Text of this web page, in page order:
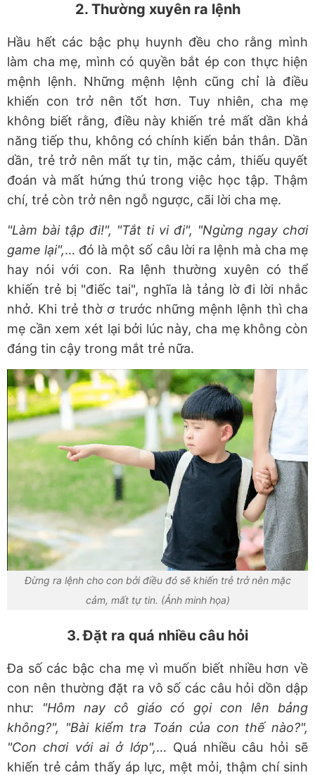
2. Thường xuyên ra lệnh
Hầu hết các bậc phụ huynh đều cho rằng mình
làm cha mẹ, mình có quyền bắt ép con thực hiện
mệnh lệnh. Những mệnh lệnh cũng chỉ là điều
khiến con trở nên tốt hơn. Tuy nhiên, cha mẹ
không biết rằng, điều này khiến trẻ mất dần khả
năng tiếp thu, không có chính kiến bản thân. Dần
dần, trẻ trở nên mất tự tin, mặc cảm, thiếu quyết
đoán và mất hứng thú trong việc học tập. Thậm
chí, trẻ còn trở nên ngỗ ngược, cãi lời cha mẹ.
"Làm bài tập đi!", "Tắt ti vi đi", "Ngừng ngay chơi
game lại",… đó là một số câu lời ra lệnh mà cha mẹ
hay nói với con. Ra lệnh thường xuyên có thể
khiến trẻ bị "điếc tai", nghĩa là tảng lờ đi lời nhắc
nhở. Khi trẻ thờ ơ trước những mệnh lệnh thì cha
mẹ cần xem xét lại bởi lúc này, cha mẹ không còn
đáng tin cậy trong mắt trẻ nữa.
Đừng ra lệnh cho con bởi điều đó sẽ khiến trẻ trở nên mặc
cảm, mất tự tin. (Ảnh minh họa)
3. Đặt ra quá nhiều câu hỏi
Đa số các bậc cha mẹ vì muốn biết nhiều hơn về
con nên thường đặt ra vô số các câu hỏi dồn dập
như:
"Hôm nay cô giáo có gọi con lên bảng
không?", "Bài kiểm tra Toán của con thế nào?",
"Con chơi với ai ở lớp",… Quá nhiều câu hỏi sẽ
khiến trẻ cảm thấy áp lực, mệt mỏi, thậm chí sinh